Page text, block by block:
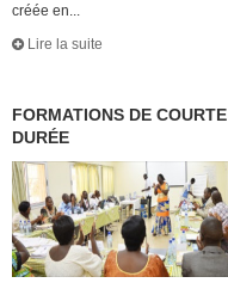
créée en...
Lire la suite
FORMATIONS DE COURTE
DURÉE